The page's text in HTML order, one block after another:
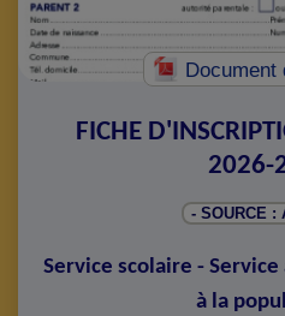
Document
FICHE
2026-
- SOURCE :
Service scolaire -
à la